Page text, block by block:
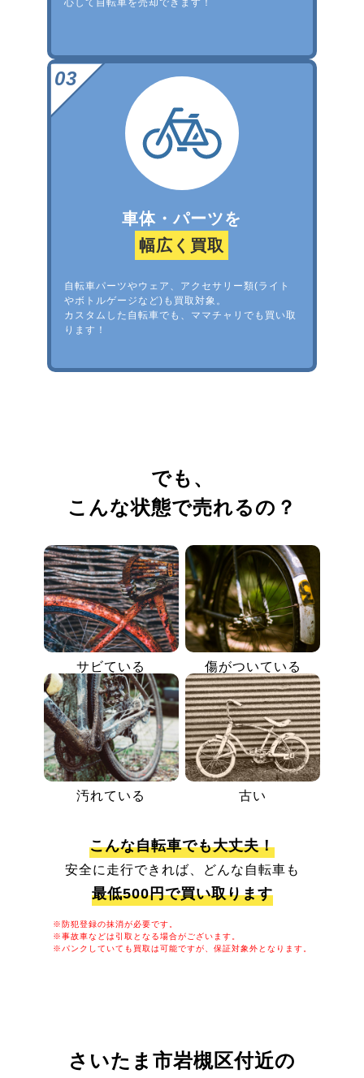
心して自転車を売却できます！
車体・パーツを
幅広く買取
自転車パーツやウェア、アクセサリー類(ライト
やボトルゲージなど)も買取対象。
カスタムした自転車でも、ママチャリでも買い取
ります！
でも、
こんな状態で売れるの？
サビている 傷がついている
汚れている 古い
こんな自転車でも大丈夫！
安全に走行できれば、どんな自転車も
最低500円で買い取ります
※防犯登録の抹消が必要です。
※事故車などは引取となる場合がございます。
※パンクしていても買取は可能ですが、保証対象外となります。
さいたま市岩槻区付近の